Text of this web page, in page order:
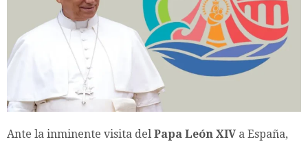
Ante la inminente visita del Papa León XIVa España,